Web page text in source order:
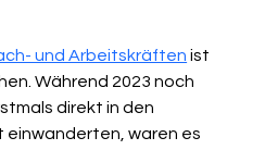
und Arbeitskräften ist
Während 2023 noch
direkt in den
waren es